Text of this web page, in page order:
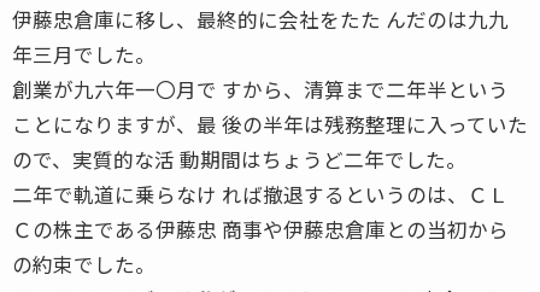
伊藤忠倉庫に移し、最終的に会社をたた んだのは九九
年三月でした。
創業が九六年一〇月で すから、清算まで二年半という
ことになりますが、最 後の半年は残務整理に入っていた
ので、実質的な活 動期間はちょうど二年でした。
二年で軌道に乗らなけ れば撤退するというのは、ＣＬ
Ｃの株主である伊藤忠 商事や伊藤忠倉庫との当初から
の約束でした。